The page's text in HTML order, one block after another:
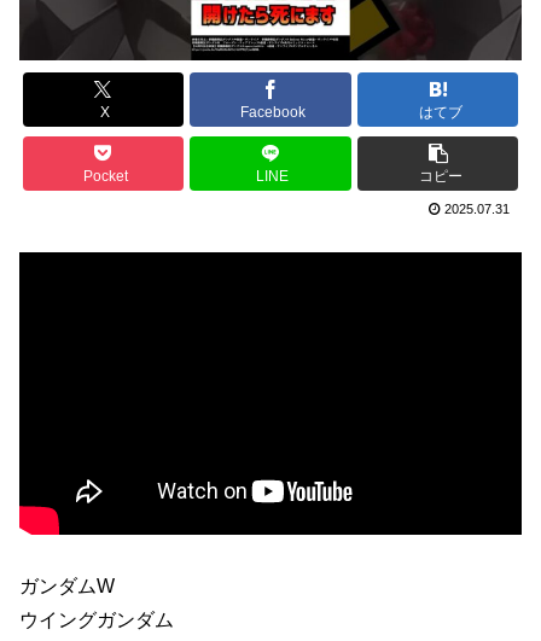
X Facebook はてブ
Pocket LINE コピー
2025.07.31
ガンダムW
ウイングガンダム